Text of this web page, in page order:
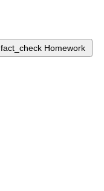
fact_check Homework